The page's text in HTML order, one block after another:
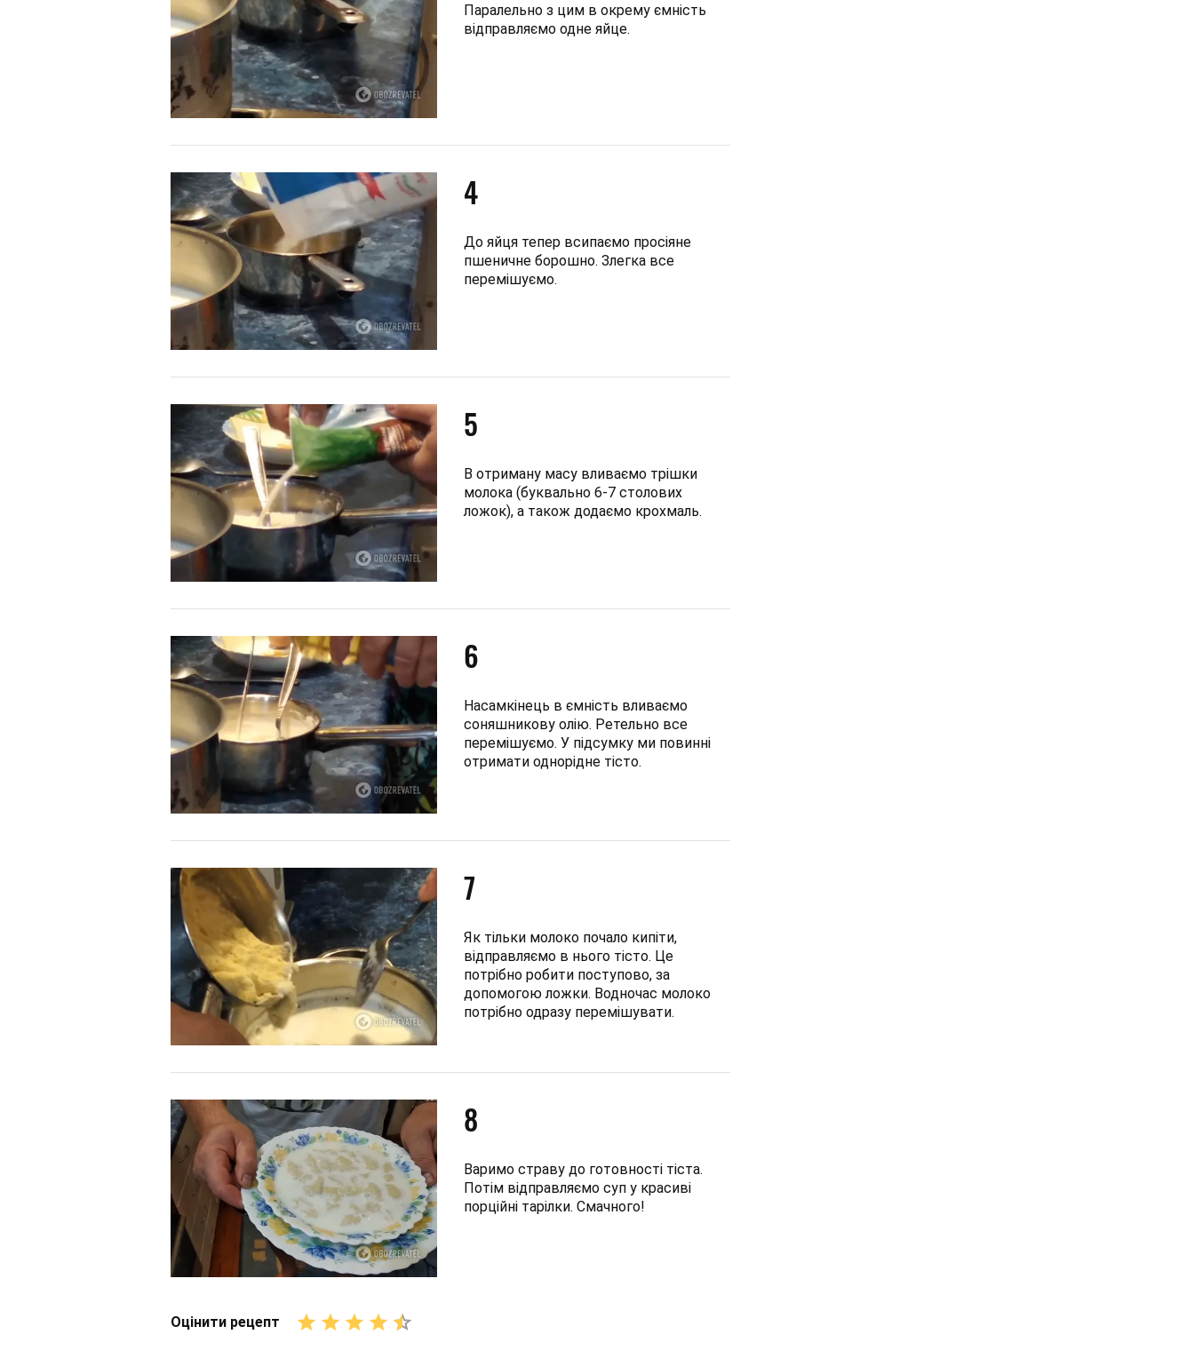
Паралельно з цим в окрему ємність
відправляємо одне яйце.
4
До яйця тепер всипаємо просіяне
пшеничне борошно. Злегка все
перемішуємо.
5
В отриману масу вливаємо трішки
молока (буквально 6-7 столових
ложок), а також додаємо крохмаль.
6
Насамкінець в ємність вливаємо
соняшникову олію. Ретельно все
перемішуємо. У підсумку ми повинні
отримати однорідне тісто.
7
Як тільки молоко почало кипіти,
відправляємо в нього тісто. Це
потрібно робити поступово, за
допомогою ложки. Водночас молоко
потрібно одразу перемішувати.
8
Варимо страву до готовності тіста.
Потім відправляємо суп у красиві
порційні тарілки. Смачного!
Оцінити рецепт